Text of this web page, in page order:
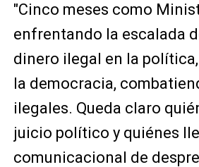
"Cinco meses como
enfrentando la escalada
dinero ilegal en la
la democracia,
ilegales. Queda claro
juicio político y quiénes
comunicacional de